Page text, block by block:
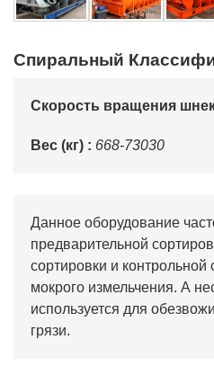
Спиральный
Скорость вращения
Вес (кг) : 668-73030
Данное оборудование
предварительной
сортировки и контрольной
мокрого измельчения. А
используется для
грязи.